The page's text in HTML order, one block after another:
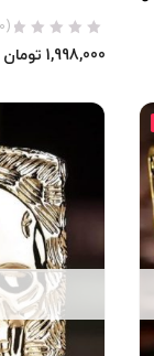
(0)
1,998,000 تومان